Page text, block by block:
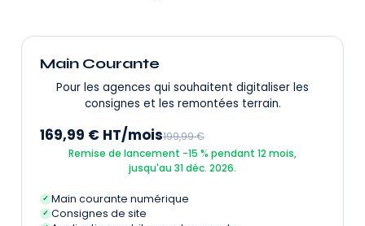
Main Courante
Pour les agences qui souhaitent digitaliser les
consignes et les remontées terrain.
169,99 € HT/mois199,99 €
Remise de lancement −15 % pendant 12 mois,
jusqu'au 31 déc. 2026.
✓ Main courante numérique
✓ Consignes de site